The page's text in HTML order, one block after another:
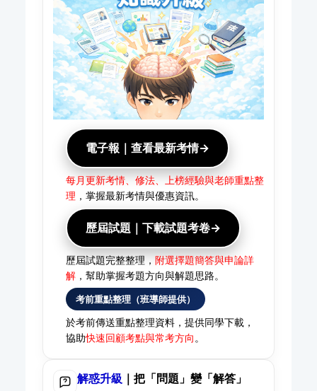
電子報｜查看最新考情→
每月更新考情、修法、上榜經驗與老師重點整
理 ，掌握最新考情與優惠資訊。
歷屆試題｜下載試題考卷→
歷屆試題完整整理， 附選擇題簡答與申論詳
解，幫助掌握考題方向與解題思路。
考前重點整理（班導師提供）
於考前傳送重點整理資料，提供同學下載，
協助快速回顧考點與常考方向。
解惑升級 ｜把「問題」變「解答」